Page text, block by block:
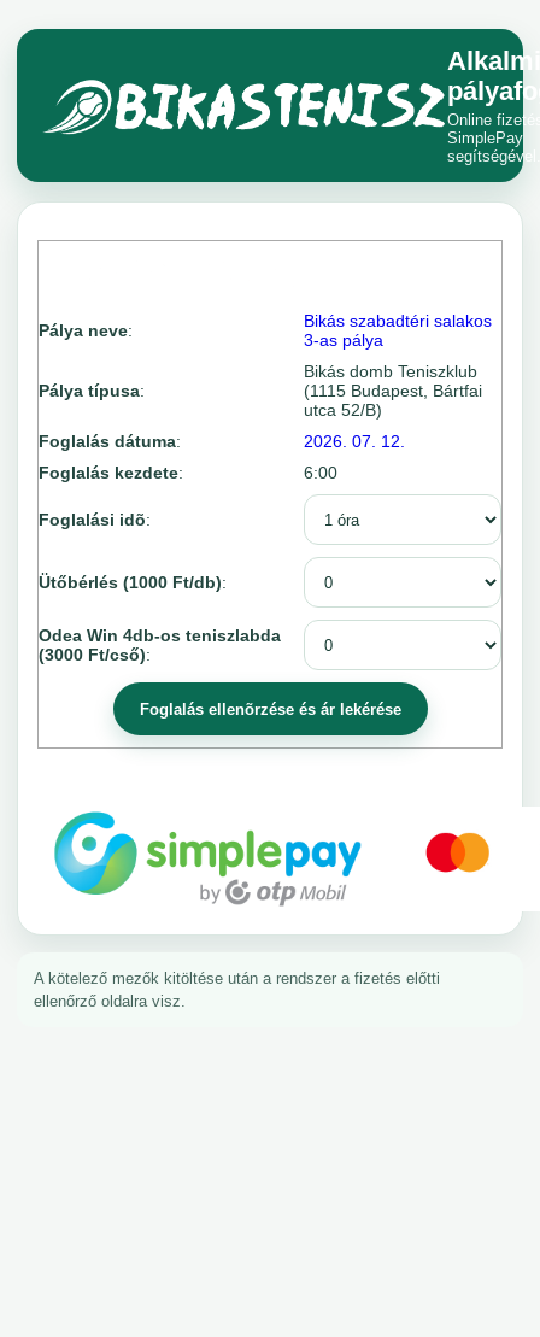
Alkalmi
Online
SimplePay
segítségével.
Pálya neve:
Bikás szabadtéri salakos
3-as pálya
Pálya típusa:
Bikás domb Teniszklub
(1115 Budapest, Bártfai
utca 52/B)
Foglalás dátuma:
2026. 07. 12.
Foglalás kezdete: 6:00
Foglalási idõ:
Ütőbérlés (1000 Ft/db):
Odea Win 4db-os teniszlabda
(3000 Ft/cső):
A kötelező mezők kitöltése után a rendszer a fizetés előtti
ellenőrző oldalra visz.